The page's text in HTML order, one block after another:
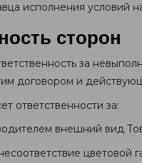
исполнения условий
сторон
за
договором и
ответственности за:
внешний вид
цветовой